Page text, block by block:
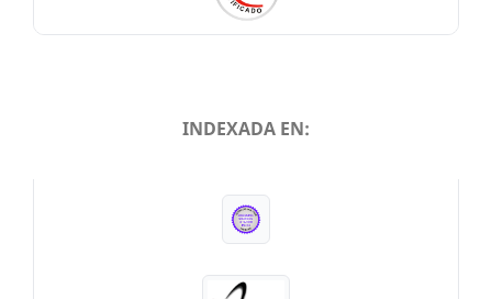
INDEXADA EN: